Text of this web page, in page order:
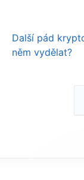
Další pád
něm vydělat?